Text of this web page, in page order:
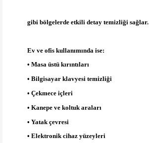
gibi bölgelerde etkili detay temizliği sağlar.
Ev ve ofis kullanımında ise:
• Masa üstü kırıntıları
• Bilgisayar klavyesi temizliği
• Çekmece içleri
• Kanepe ve koltuk araları
• Yatak çevresi
• Elektronik cihaz yüzeyleri